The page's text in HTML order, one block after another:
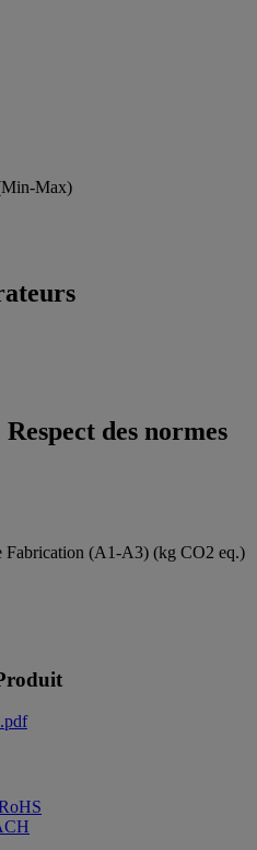
Max)
des normes
Fabrication (A1-A3) (kg CO2 eq.)